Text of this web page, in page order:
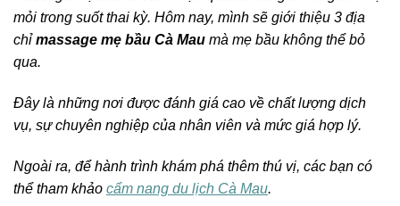
mỏi trong suốt thai kỳ. Hôm nay, mình sẽ giới thiệu 3 địa
chỉ massage mẹ bầu Cà Mau mà mẹ bầu không thể bỏ
qua.
Đây là những nơi được đánh giá cao về chất lượng dịch
vụ, sự chuyên nghiệp của nhân viên và mức giá hợp lý.
Ngoài ra, để hành trình khám phá thêm thú vị, các bạn có
thể tham khảo cẩm nang du lịch Cà Mau.